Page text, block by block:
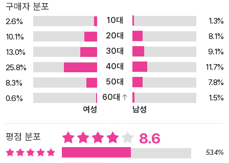
일으킨 세계적인 정치철학가 마이클 샌델의 대표작 『돈으로 살 수 없
는 것들』이 100쇄 기념 에디션으로 재탄생했다. 13년간 정치 사회 분
야의 부동의 베스트셀러로 자리매김한 『돈으로 살 수 없는 것들』은
시장 만능 시대에 시장의 역할을 다시 들여다보며 우리 시대에 꼭 필
요한 화두를 던진다. 교육, 환경, 가족, 건강, 정치 등 시장 가치가 예
전에는 속하지 않았던 삶의 영역으로 확대된 지금, 샌델은 이 시대의
가장 중요한 윤리적 물음을 던진다. 과연 시장은 언제나 옳은 것인
가? 2008년 금융위기로 세계경제는 파국을 맞았고 자본주의와 시장
맞이할 것으로 보였다. 그러나 다수가 합의할 수 있는 대안이 부재한
상태에서 논의의 초점은 현재의 자본주의와 경제구조를 어떻게 개혁
구매자 분포
2.6% 10대
1.3%
10.1%
20대
8.1%
13.0%
30대
9.1%
25.8%
40대
11.7%
8.3%
50대
7.8%
0.6%
60대
1.5%
여성
남성
평점 분포 8.6
53.4%